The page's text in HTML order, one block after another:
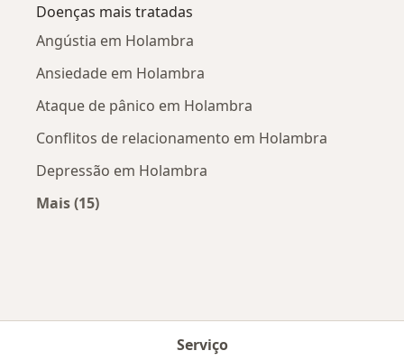
Doenças mais tratadas
Angústia em Holambra
Ansiedade em Holambra
Ataque de pânico em Holambra
Conflitos de relacionamento em Holambra
Depressão em Holambra
Mais (15)
Serviço